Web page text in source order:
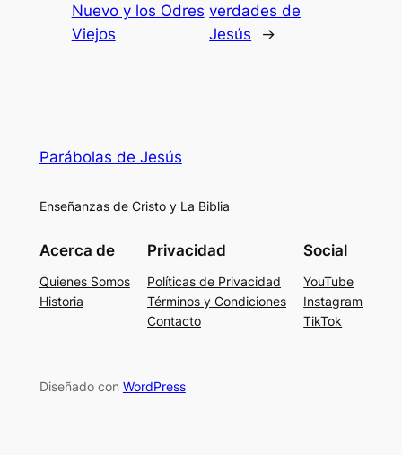
Nuevo y los Odres
Viejos
verdades de
Jesús
→
Parábolas de Jesús
Enseñanzas de Cristo y La Biblia
Acerca de
Quienes Somos
Historia
Privacidad
Políticas de Privacidad
Términos y Condiciones
Contacto
Social
YouTube
Instagram
TikTok
Diseñado con WordPress